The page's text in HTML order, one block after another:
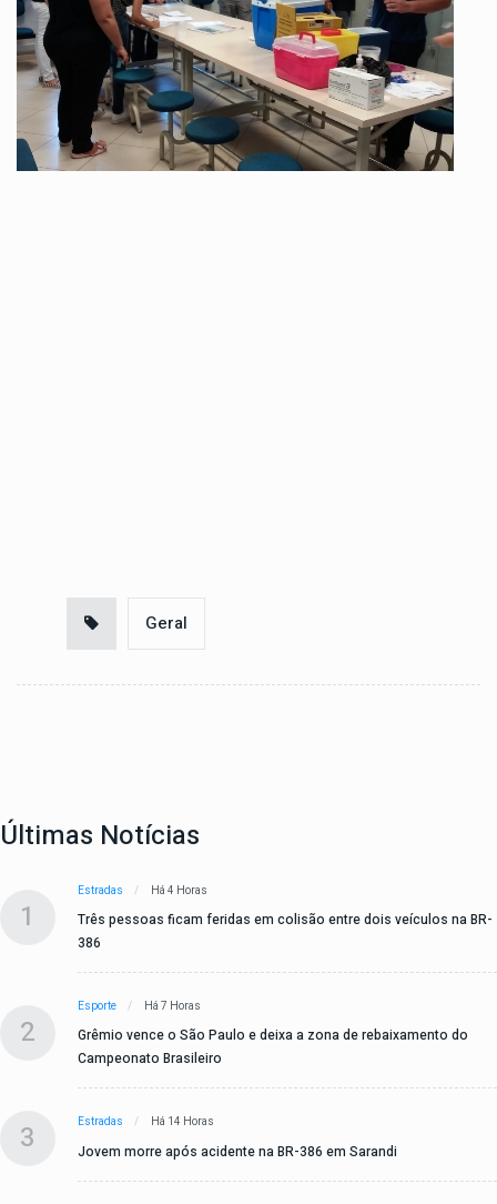
Geral
Últimas Notícias
1
Estradas Há 4 Horas
Três pessoas ficam feridas em colisão entre dois veículos na BR-
386
2
Esporte Há 7 Horas
Grêmio vence o São Paulo e deixa a zona de rebaixamento do
Campeonato Brasileiro
3 Estradas Há 14 Horas
Jovem morre após acidente na BR-386 em Sarandi